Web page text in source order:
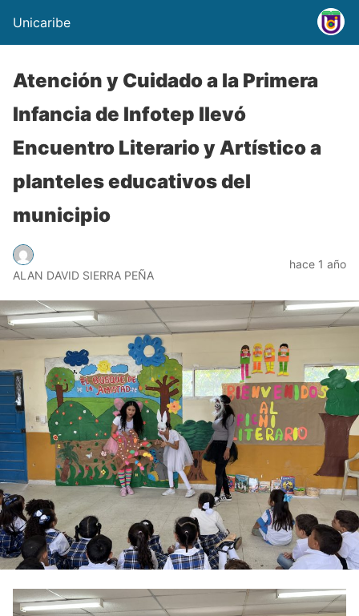
Unicaribe
Atención y Cuidado a la Primera
Infancia de Infotep llevó
Encuentro Literario y Artístico a
planteles educativos del
municipio
ALAN DAVID SIERRA PEÑA
hace 1 año